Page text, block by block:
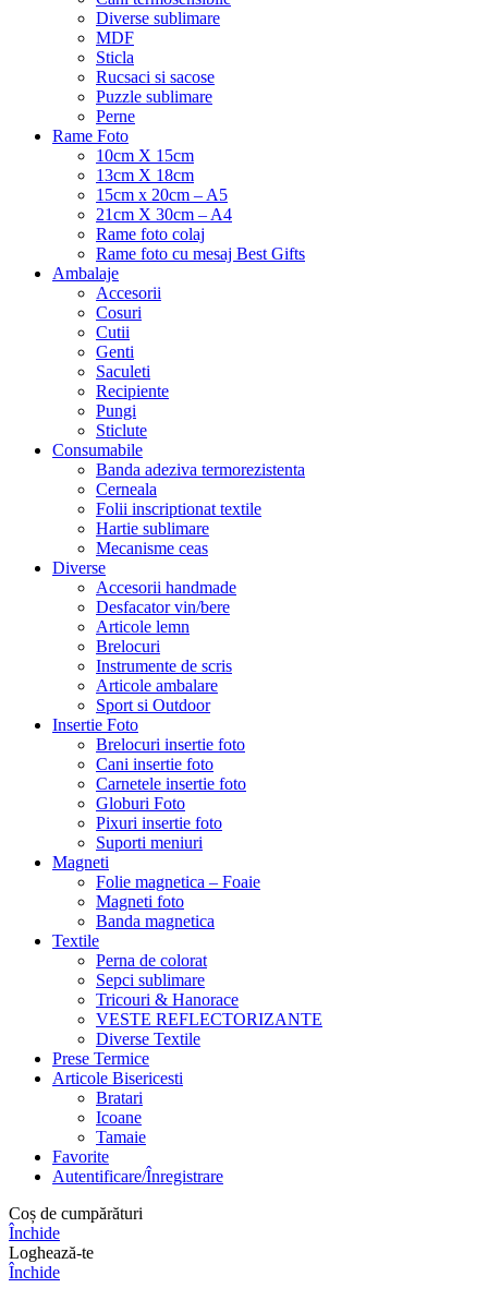
Diverse sublimare
MDF
Sticla
Rucsaci si sacose
Puzzle sublimare
Perne
Rame Foto
10cm X 15cm
13cm X 18cm
15cm x 20cm – A5
21cm X 30cm – A4
Rame foto colaj
Rame foto cu mesaj Best Gifts
Ambalaje
Accesorii
Cosuri
Cutii
Genti
Saculeti
Recipiente
Pungi
Sticlute
Consumabile
Banda adeziva termorezistenta
Cerneala
Folii inscriptionat textile
Hartie sublimare
Mecanisme ceas
Diverse
Accesorii handmade
Desfacator vin/bere
Articole lemn
Brelocuri
Instrumente de scris
Articole ambalare
Sport si Outdoor
Insertie Foto
Brelocuri insertie foto
Cani insertie foto
Carnetele insertie foto
Globuri Foto
Pixuri insertie foto
Suporti meniuri
Magneti
Folie magnetica – Foaie
Magneti foto
Banda magnetica
Textile
Perna de colorat
Sepci sublimare
Tricouri & Hanorace
VESTE REFLECTORIZANTE
Diverse Textile
Prese Termice
Articole Bisericesti
Bratari
Icoane
Tamaie
Favorite
Autentificare/Înregistrare
Coș de cumpărături
Închide
Loghează-te
Închide